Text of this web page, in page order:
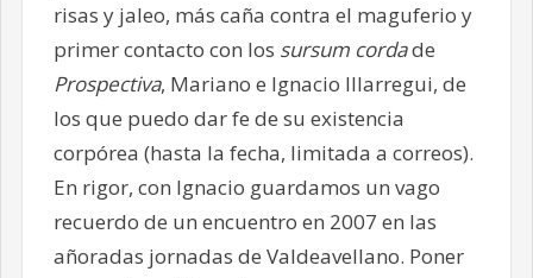
risas y jaleo, más caña contra el maguferio y
primer contacto con los sursum cordade
Prospectiva, Mariano e Ignacio Illarregui, de
los que puedo dar fe de su existencia
corpórea (hasta la fecha, limitada a correos).
En rigor, con Ignacio guardamos un vago
recuerdo de un encuentro en 2007 en las
añoradas jornadas de Valdeavellano. Poner